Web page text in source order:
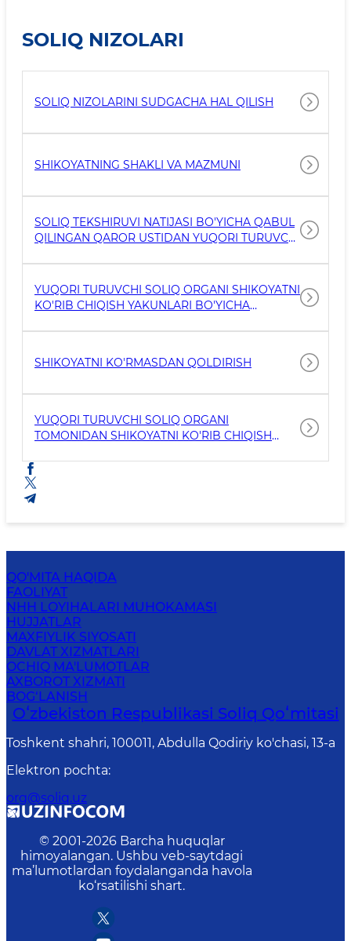
SOLIQ NIZOLARI
SOLIQ NIZOLARINI SUDGACHA HAL QILISH
SHIKOYATNING SHAKLI VA MAZMUNI
SOLIQ TEKSHIRUVI NATIJASI BO'YICHA QABUL
QILINGAN QAROR USTIDAN YUQORI TURUVCHI
VA MUDDATLARI
YUQORI TURUVCHI SOLIQ ORGANI SHIKOYATNI
KO'RIB CHIQISH YAKUNLARI BO'YICHA
QILADI
SHIKOYATNI KO'RMASDAN QOLDIRISH
YUQORI TURUVCHI SOLIQ ORGANI
TOMONIDAN SHIKOYATNI KO'RIB CHIQISH
QO'MITA HAQIDA
FAOLIYAT
NHH LOYIHALARI MUHOKAMASI
HUJJATLAR
MAXFIYLIK SIYOSATI
DAVLAT XIZMATLARI
OCHIQ MA'LUMOTLAR
AXBOROT XIZMATI
BOG‘LANISH
Oʻzbekiston Respublikasi Soliq Qoʻmitasi
Toshkent shahri, 100011, Abdulla Qodiriy ko'chasi, 13-a
Elektron pochta:
org@soliq.uz
© 2001-2026 Barcha huquqlar
himoyalangan. Ushbu veb-saytdagi
ma’lumotlardan foydalanganda havola
ko‘rsatilishi shart.